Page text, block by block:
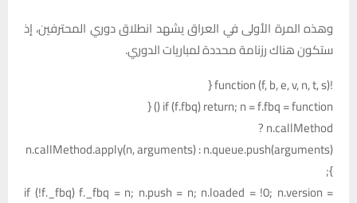
وهذه المرة الأولى في العراق يشهد انطلاق دوري المحترفين، إذ
ستكون هناك رزنامة محددة لمباريات الدوري.
!function (f, b, e, v, n, t, s) {
if (f.fbq) return; n = f.fbq = function () {
n.callMethod ?
n.callMethod.apply(n, arguments) : n.queue.push(arguments)
};
if (!f._fbq) f._fbq = n; n.push = n; n.loaded = !0; n.version =